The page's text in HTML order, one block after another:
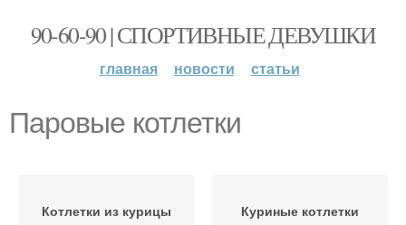
90-60-90 | СПОРТИВНЫЕ ДЕВУШКИ
главная новости статьи
Паровые котлетки
Котлетки из курицы Куриные котлетки